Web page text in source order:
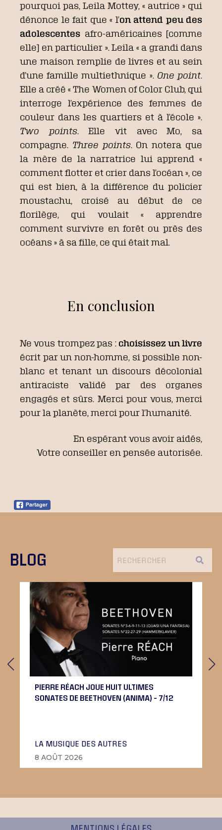
pourquoi pas, Leila Mottey, « autrice » qui
dénonce le fait que « l’on attend peu des
adolescentes afro-américaines [comme
elle] en particulier ». Leila « a grandi dans
une maison remplie de livres et au sein
d’une famille multiethnique ». One point.
Elle a créé « The Women of Color Club, qui
interroge l’expérience des femmes de
couleur dans les quartiers et à l’école ».
Two points. Elle vit avec Mo, sa
compagne. Three points. On notera que
la mère de la narratrice lui apprend «
comment flotter et crier dans l’océan », ce
qui est bien, à la différence du policier
moustachu, croisé au début de ce
florilège, qui voulait « apprendre
comment survivre en forêt ou près des
océans » à sa fille, ce qui était mal.
En conclusion
Ne vous trompez pas : choisissez un livre
écrit par un non-homme, si possible non-
blanc et tenant un discours décolonial
antiraciste validé par des organes
engagés et sûrs. Merci pour vous, merci
pour la planète, merci pour l’humanité.
En espérant vous avoir aidés,
Votre conseiller en pensée autorisée.
BLOG
PIERRE RÉACH JOUE HUIT ULTIMES
SONATES DE BEETHOVEN (ANIMA) – 7/12
LA MUSIQUE DES AUTRES
8 AOÛT 2026